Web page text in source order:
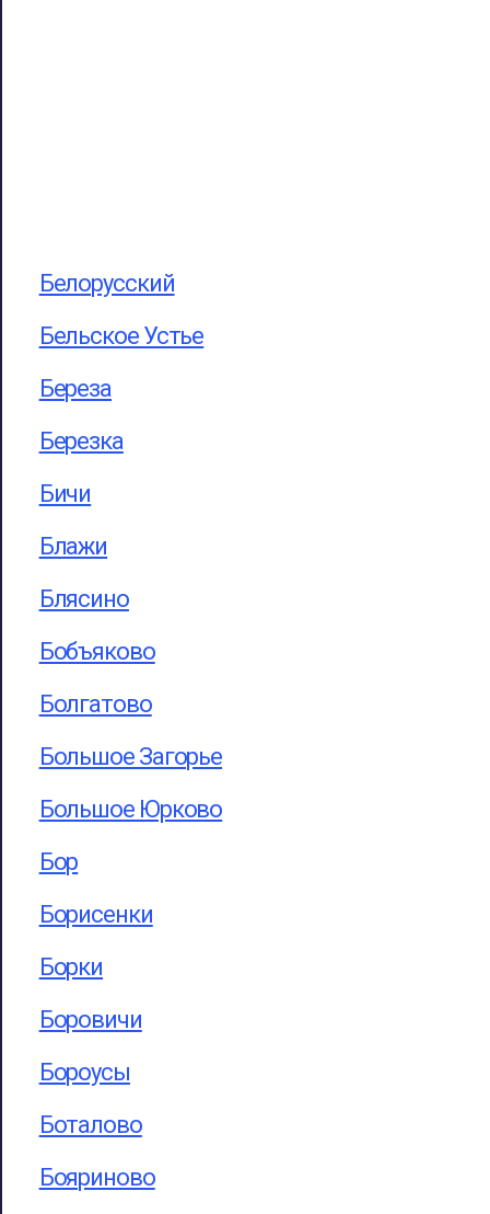
Белорусский
Бельское Устье
Береза
Березка
Бичи
Блажи
Блясино
Бобъяково
Болгатово
Большое Загорье
Большое Юрково
Бор
Борисенки
Борки
Боровичи
Бороусы
Боталово
Бояриново